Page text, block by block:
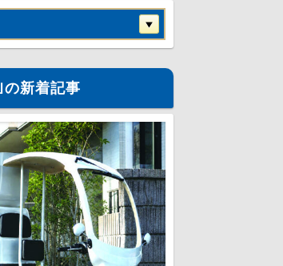
｣の新着記事